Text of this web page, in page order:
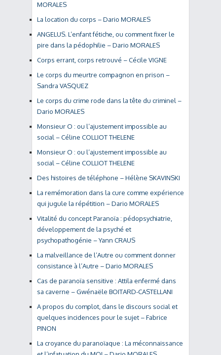
MORALES
La location du corps – Dario MORALES
ANGELUS. L’enfant fétiche, ou comment fixer le
pire dans la pédophilie – Dario MORALES
Corps errant, corps retrouvé – Cécile VIGNE
Le corps du meurtre compagnon en prison –
Sandra VASQUEZ
Le corps du crime rode dans la tête du criminel –
Dario MORALES
Monsieur O : ou l’ajustement impossible au
social – Céline COLLIOT THELENE
Monsieur O : ou l’ajustement impossible au
social – Céline COLLIOT THELENE
Des histoires de téléphone – Hélène SKAVINSKI
La remémoration dans la cure comme expérience
qui jugule la répétition – Dario MORALES
Vitalité du concept Paranoïa : pédopsychiatrie,
développement de la psyché et
psychopathogénie – Yann CRAUS
La malveillance de l’Autre ou comment donner
consistance à l’Autre – Dario MORALES
Cas de paranoïa sensitive : Attila enfermé dans
sa caverne – Gwénaële BOITARD-CASTELLANI
A propos du complot, dans le discours social et
quelques incidences pour le sujet – Fabrice
PINON
La croyance du paranoïaque : La méconnaissance